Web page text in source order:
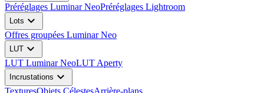
Préréglages Luminar NeoPréréglages Lightroom
Lots expand_more
Offres groupées Luminar Neo
LUT expand_more
LUT Luminar NeoLUT Aperty
Incrustations expand_more
TexturesObjets CélestesArrière-plans